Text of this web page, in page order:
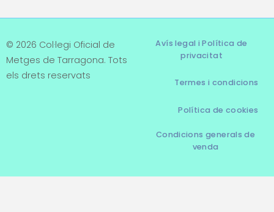
© 2026 Col·legi Oficial de
Metges de Tarragona. Tots
els drets reservats
Avís legal i Política de
privacitat
Termes i condicions
Política de cookies
Condicions generals de
venda